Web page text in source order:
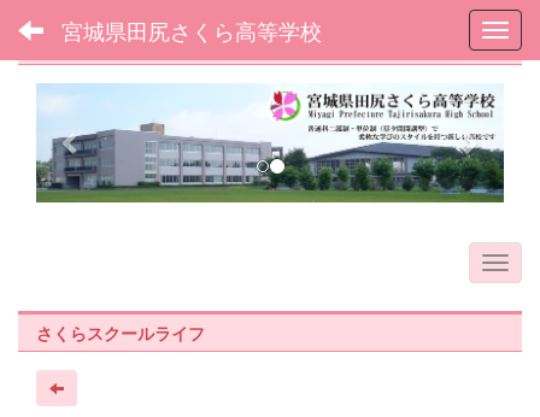
宮城県田尻さくら高等学校
フォトアルバム
p
r
e
v
s
n
e
x
t
さくらスクールライフ